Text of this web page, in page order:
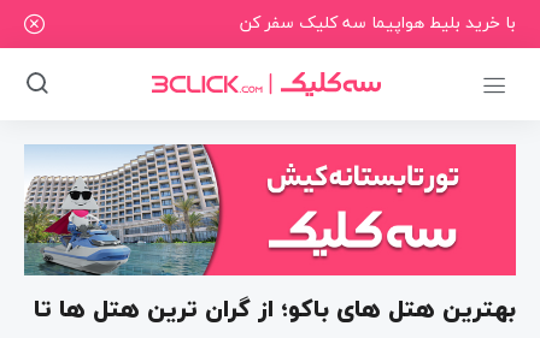
با خرید بلیط هواپیما سه کلیک سفر کن
بهترین هتل های باکو؛ از گران ترین هتل ها تا